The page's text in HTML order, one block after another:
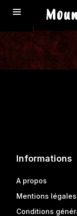
Informations
A propos
Mentions légales
Conditions